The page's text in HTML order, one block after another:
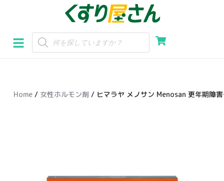
ン
テ
スHome / 女性ホルモン剤 / ヒマラヤ メノサン Menosan 更年期障